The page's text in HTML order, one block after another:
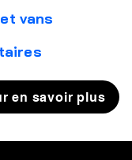
vans
en savoir plus